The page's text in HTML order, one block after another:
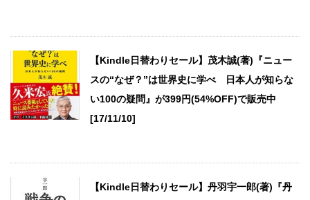
【Kindle日替わりセール】茂木誠(著)『ニュー
スの“なぜ？”は世界史に学べ 日本人が知らな
い100の疑問』が399円(54%OFF)で販売中
[17/11/10]
【Kindle日替わりセール】丹羽宇一郎(著)『丹